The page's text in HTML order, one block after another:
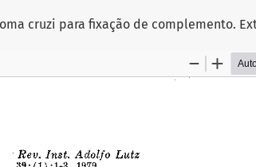
cruzi para fixação de complemento.